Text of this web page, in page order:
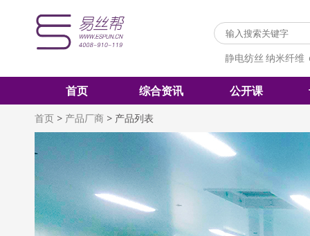
静电纺丝 纳米纤维
首页 综合资讯 公开课
首页 > 产品厂商 > 产品列表